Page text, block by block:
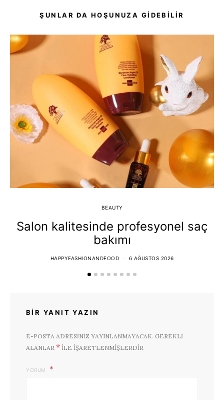
ŞUNLAR DA HOŞUNUZA GIDEBILIR
BEAUTY
Salon kalitesinde profesyonel saç
bakımı
HAPPYFASHIONANDFOOD 6 AĞUSTOS 2026
BIR YANIT YAZIN
E-POSTA ADRESINIZ YAYINLANMAYACAK. GEREKLI
ALANLAR * ILE IŞARETLENMIŞLERDIR
YORUM